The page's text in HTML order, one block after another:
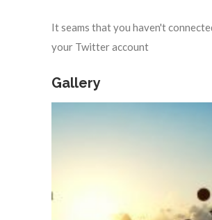
It seams that you haven't
your Twitter account
Gallery